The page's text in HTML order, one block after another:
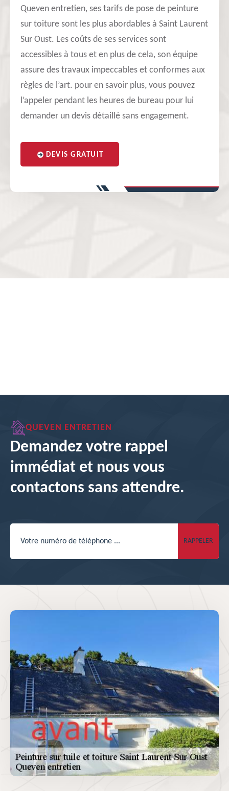
Queven entretien, ses tarifs de pose de peinture
sur toiture sont les plus abordables à Saint Laurent
Sur Oust. Les coûts de ses services sont
accessibles à tous et en plus de cela, son équipe
assure des travaux impeccables et conformes aux
règles de l’art. pour en savoir plus, vous pouvez
l’appeler pendant les heures de bureau pour lui
demander un devis détaillé sans engagement.
DEVIS GRATUIT
QUEVEN ENTRETIEN
Demandez votre rappel
immédiat et nous vous
contactons sans attendre.